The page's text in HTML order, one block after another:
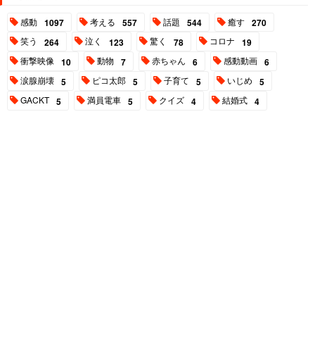
感動 1097 考える 557 話題 544 癒す 270
笑う 264 泣く 123 驚く 78 コロナ 19
衝撃映像 10 動物 7 赤ちゃん 6 感動動画 6
涙腺崩壊 5 ピコ太郎 5 子育て 5 いじめ 5
GACKT 5 満員電車 5 クイズ 4 結婚式 4